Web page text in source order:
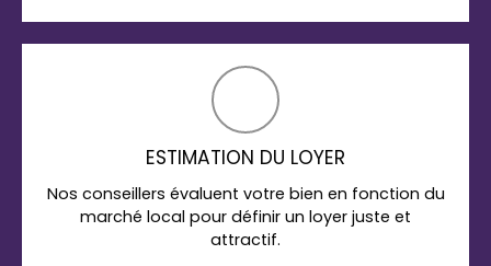
ESTIMATION DU LOYER
Nos conseillers évaluent votre bien en fonction du
marché local pour définir un loyer juste et
attractif.